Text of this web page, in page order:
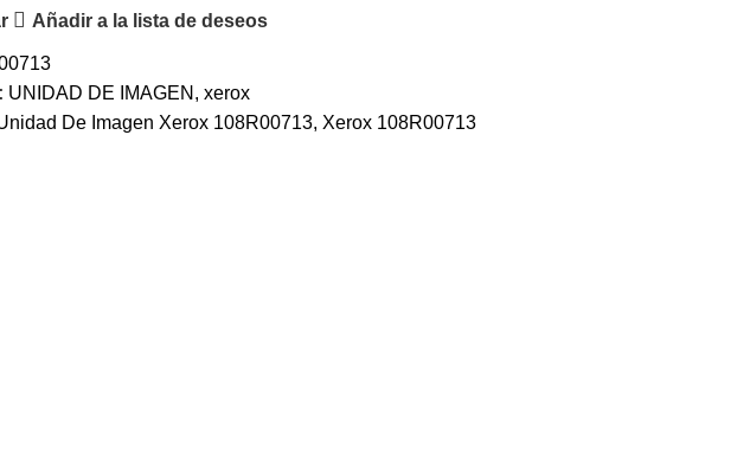
Añadir a la lista de deseos
UNIDAD DE IMAGEN , xerox
De Imagen Xerox 108R00713, Xerox 108R00713